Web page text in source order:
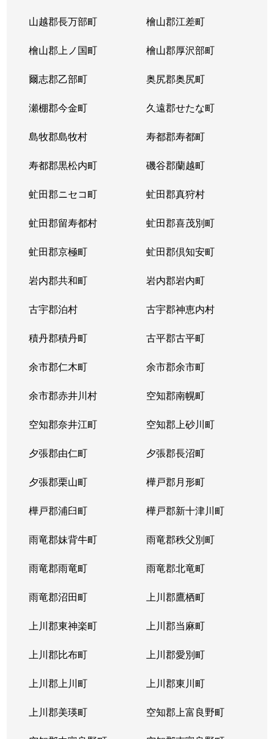
山越郡長万部町 檜山郡江差町
檜山郡上ノ国町 檜山郡厚沢部町
爾志郡乙部町 奥尻郡奥尻町
瀬棚郡今金町 久遠郡せたな町
島牧郡島牧村 寿都郡寿都町
寿都郡黒松内町 磯谷郡蘭越町
虻田郡ニセコ町 虻田郡真狩村
虻田郡留寿都村 虻田郡喜茂別町
虻田郡京極町 虻田郡倶知安町
岩内郡共和町 岩内郡岩内町
古宇郡泊村 古宇郡神恵内村
積丹郡積丹町 古平郡古平町
余市郡仁木町 余市郡余市町
余市郡赤井川村 空知郡南幌町
空知郡奈井江町 空知郡上砂川町
夕張郡由仁町 夕張郡長沼町
夕張郡栗山町 樺戸郡月形町
樺戸郡浦臼町 樺戸郡新十津川町
雨竜郡妹背牛町 雨竜郡秩父別町
雨竜郡雨竜町 雨竜郡北竜町
雨竜郡沼田町 上川郡鷹栖町
上川郡東神楽町 上川郡当麻町
上川郡比布町 上川郡愛別町
上川郡上川町 上川郡東川町
上川郡美瑛町 空知郡上富良野町